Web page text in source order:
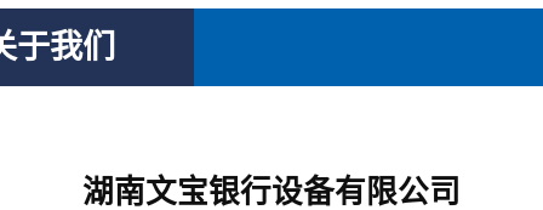
于我们
湖南文宝银行设备有限公司